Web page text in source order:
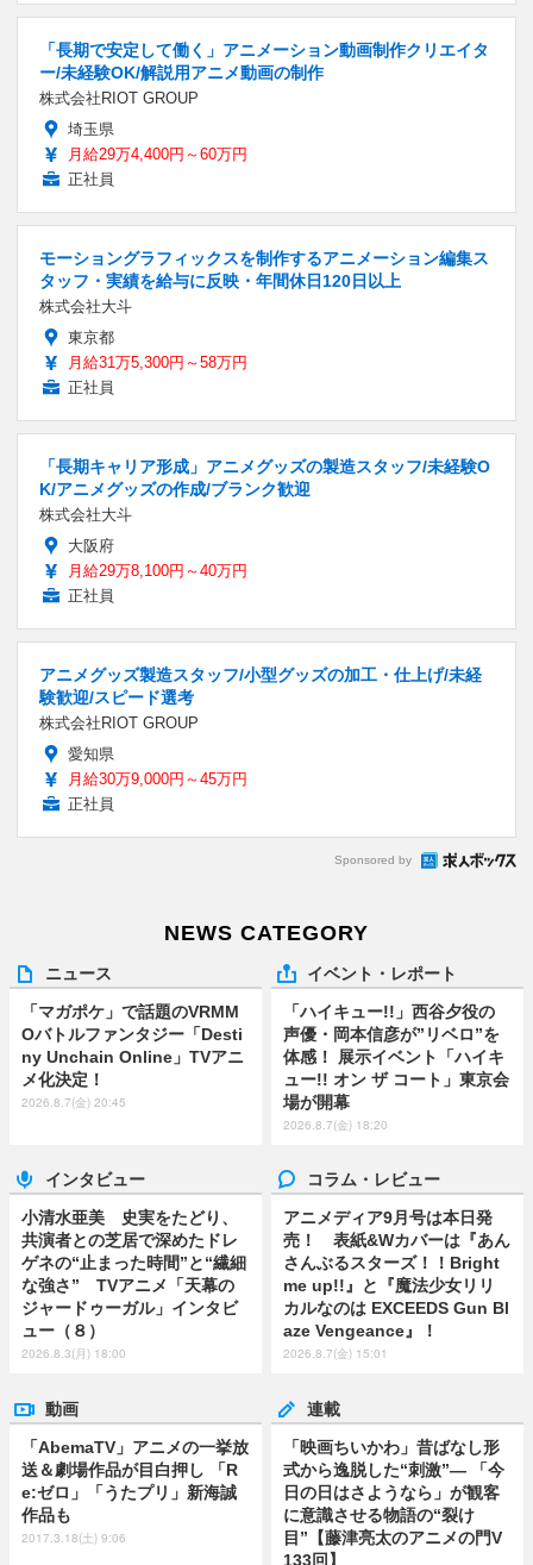
「長期で安定して働く」アニメーション動画制作クリエイタ
ー/未経験OK/解説用アニメ動画の制作
株式会社RIOT GROUP
埼玉県
月給29万4,400円～60万円
正社員
モーショングラフィックスを制作するアニメーション編集ス
タッフ・実績を給与に反映・年間休日120日以上
株式会社大斗
東京都
月給31万5,300円～58万円
正社員
「長期キャリア形成」アニメグッズの製造スタッフ/未経験O
K/アニメグッズの作成/ブランク歓迎
株式会社大斗
大阪府
月給29万8,100円～40万円
正社員
アニメグッズ製造スタッフ/小型グッズの加工・仕上げ/未経
験歓迎/スピード選考
株式会社RIOT GROUP
愛知県
月給30万9,000円～45万円
正社員
Sponsored by
NEWS CATEGORY
ニュース
「マガポケ」で話題のVRMM
Oバトルファンタジー「Desti
ny Unchain Online」TVアニ
メ化決定！
2026.8.7(金) 20:45
イベント・レポート
「ハイキュー!!」西谷夕役の
声優・岡本信彦が”リベロ”を
体感！ 展示イベント「ハイキ
ュー!! オン ザ コート」東京会
場が開幕
2026.8.7(金) 18:20
インタビュー
小清水亜美 史実をたどり、
共演者との芝居で深めたドレ
ゲネの“止まった時間”と“繊細
な強さ” TVアニメ「天幕の
ジャードゥーガル」インタビ
ュー（８）
2026.8.3(月) 18:00
コラム・レビュー
アニメディア9月号は本日発
売！ 表紙&Wカバーは『あん
さんぶるスターズ！！Bright
me up!!』と『魔法少女リリ
カルなのは EXCEEDS Gun Bl
aze Vengeance』！
2026.8.7(金) 15:01
動画
「AbemaTV」アニメの一挙放
送＆劇場作品が目白押し 「R
e:ゼロ」「うたプリ」新海誠
作品も
2017.3.18(土) 9:06
連載
「映画ちいかわ」昔ばなし形
式から逸脱した“刺激”― 「今
日の日はさようなら」が観客
に意識させる物語の“裂け
目”【藤津亮太のアニメの門V
133回】